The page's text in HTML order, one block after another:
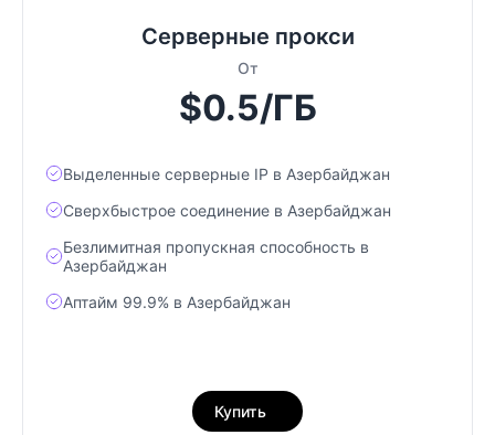
Серверные прокси
От
$0.5/ГБ
Выделенные серверные IP в Азербайджан
Сверхбыстрое соединение в Азербайджан
Безлимитная пропускная способность в
Азербайджан
Аптайм 99.9% в Азербайджан
Купить